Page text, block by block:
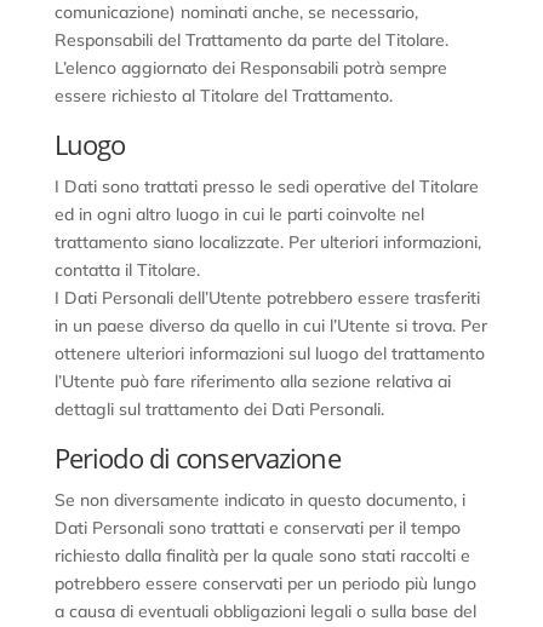
comunicazione) nominati anche, se necessario,
Responsabili del Trattamento da parte del Titolare.
L’elenco aggiornato dei Responsabili potrà sempre
essere richiesto al Titolare del Trattamento.
Luogo
I Dati sono trattati presso le sedi operative del Titolare
ed in ogni altro luogo in cui le parti coinvolte nel
trattamento siano localizzate. Per ulteriori informazioni,
contatta il Titolare.
I Dati Personali dell’Utente potrebbero essere trasferiti
in un paese diverso da quello in cui l’Utente si trova. Per
ottenere ulteriori informazioni sul luogo del trattamento
l’Utente può fare riferimento alla sezione relativa ai
dettagli sul trattamento dei Dati Personali.
Periodo di conservazione
Se non diversamente indicato in questo documento, i
Dati Personali sono trattati e conservati per il tempo
richiesto dalla finalità per la quale sono stati raccolti e
potrebbero essere conservati per un periodo più lungo
a causa di eventuali obbligazioni legali o sulla base del